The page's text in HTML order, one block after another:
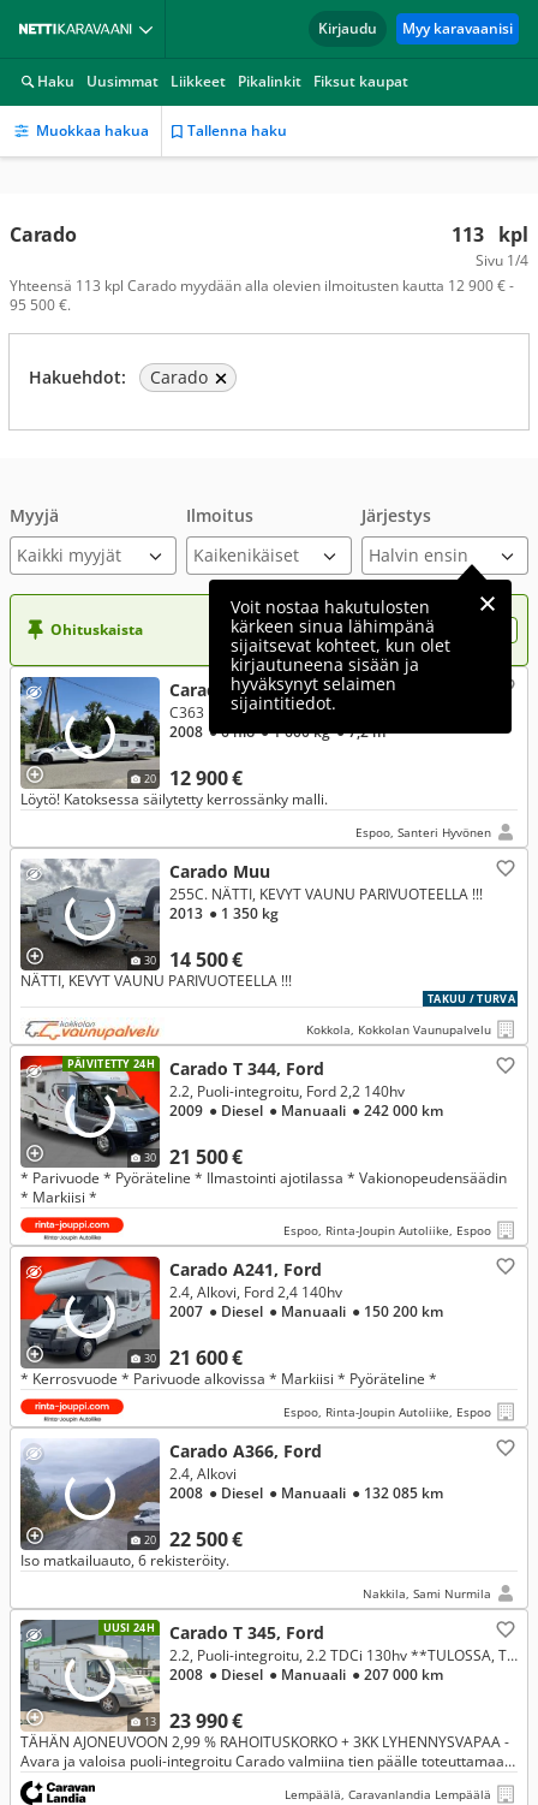
Kirjaudu Myy karavaanisi
Haku Uusimmat Liikkeet Pikalinkit Fiksut kaupat
Muokkaa hakua Tallenna haku
113 kpl
Sivu 1/4
Carado
Yhteensä 113 kpl Carado myydään alla olevien ilmoitusten kautta 12 900 € -
95 500 €.
Hakuehdot: Carado
Myyjä
Kaikki myyjät
Ilmoitus Järjestys
Voit nostaa hakutulosten
kärkeen sinua lähimpänä
sijaitsevat kohteet, kun olet
kirjautuneena sisään ja
hyväksynyt selaimen
sijaintitiedot.
Ohituskaista Nosta ilmoituksesi tähän?
20
Carado C
12 900 €
C363
2008 ● 6 hlö● 1 600 kg● 7,2 m
Löytö! Katoksessa säilytetty kerrossänky malli.
Espoo, Santeri Hyvönen
30
Carado Muu
14 500 €
255C. NÄTTI, KEVYT VAUNU PARIVUOTEELLA !!!
2013 ● 1 350 kg
NÄTTI, KEVYT VAUNU PARIVUOTEELLA !!!
TAKUU / TURVA
Kokkola, Kokkolan Vaunupalvelu
PÄIVITETTY 24H
30
Carado T 344, Ford
21 500 €
2.2, Puoli-integroitu, Ford 2,2 140hv
2009 ● Diesel ● Manuaali ● 242 000 km
* Parivuode * Pyöräteline * Ilmastointi ajotilassa * Vakionopeudensäädin
* Markiisi *
Espoo, Rinta-Joupin Autoliike, Espoo
30
Carado A241, Ford
21 600 €
2.4, Alkovi, Ford 2,4 140hv
2007 ● Diesel ● Manuaali ● 150 200 km
* Kerrosvuode * Parivuode alkovissa * Markiisi * Pyöräteline *
Espoo, Rinta-Joupin Autoliike, Espoo
20
Carado A366, Ford
22 500 €
2.4, Alkovi
2008 ● Diesel ● Manuaali ● 132 085 km
Iso matkailuauto, 6 rekisteröity.
Nakkila, Sami Nurmila
UUSI 24H
13
Carado T 345, Ford
23 990 €
2.2, Puoli-integroitu, 2.2 TDCi 130hv **TULOSSA, TRUMA, PITKITTÄINEN-PARIVUODE, MARKIISI **
2008 ● Diesel ● Manuaali ● 207 000 km
TÄHÄN AJONEUVOON 2,99 % RAHOITUSKORKO + 3KK LYHENNYSVAPAA -
Avara ja valoisa puoli-integroitu Carado valmiina tien päälle toteuttamaan
matkailu-unelmia.
Lempäälä, Caravanlandia Lempäälä